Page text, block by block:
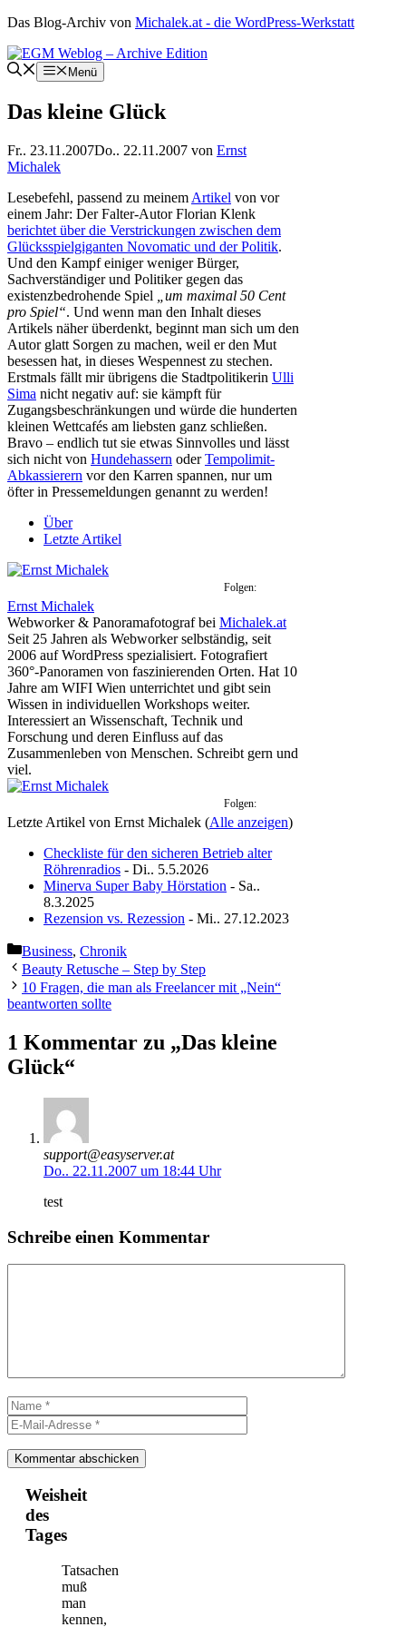
Zum
springen
Das Blog-Archiv von Michalek.at - die WordPress-Werkstatt
Menü
Das kleine Glück
Fr.. 23.11.2007Do.. 22.11.2007 von Ernst
Michalek
Lesebefehl, passend zu meinem Artikel von vor
einem Jahr: Der Falter-Autor Florian Klenk
berichtet über die Verstrickungen zwischen dem
Glücksspielgiganten Novomatic und der Politik.
Und den Kampf einiger weniger Bürger,
Sachverständiger und Politiker gegen das
existenzbedrohende Spiel
„um maximal 50 Cent
pro Spiel“. Und wenn man den Inhalt dieses
Artikels näher überdenkt, beginnt man sich um den
Autor glatt Sorgen zu machen, weil er den Mut
besessen hat, in dieses Wespennest zu stechen.
Erstmals fällt mir übrigens die Stadtpolitikerin Ulli
Sima nicht negativ auf: sie kämpft für
Zugangsbeschränkungen und würde die hunderten
kleinen Wettcafés am liebsten ganz schließen.
Bravo – endlich tut sie etwas Sinnvolles und lässt
sich nicht von Hundehassern oderTempolimit-
Abkassierern vor den Karren spannen, nur um
öfter in Pressemeldungen genannt zu werden!
Über
Letzte Artikel
Folgen:
Ernst Michalek
Webworker & Panoramafotografbei Michalek.at
Seit 25 Jahren als Webworker selbständig, seit
2006 auf WordPress spezialisiert. Fotografiert
360°-Panoramen von faszinierenden Orten. Hat 10
Jahre am WIFI Wien unterrichtet und gibt sein
Wissen in individuellen Workshops weiter.
Interessiert an Wissenschaft, Technik und
Forschung und deren Einfluss auf das
Zusammenleben von Menschen. Schreibt gern und
viel.
Folgen:
Letzte Artikel von Ernst Michalek (Alle anzeigen)
Checkliste für den sicheren Betrieb alter
Röhrenradios - Di.. 5.5.2026
Minerva Super Baby Hörstation - Sa..
8.3.2025
Rezension vs. Rezession - Mi.. 27.12.2023
Kategorien
Business, Chronik
Beauty Retusche – Step by Step
10 Fragen, die man als Freelancer mit „Nein“
beantworten sollte
1 Kommentar zu „Das kleine
Glück“
support@easyserver.at
Do.. 22.11.2007 um 18:44 Uhr
test
Schreibe einen Kommentar
Name
Mail-
Adresse
Weisheit
des
Tages
Tatsachen
muß
man
kennen,